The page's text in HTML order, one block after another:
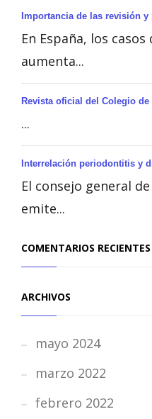
Importancia de las revisión
En España, los
aumenta...
Revista oficial del Colegio de
...
Interrelación periodontitis y
El consejo general
emite...
COMENTARIOS RECIENTES
ARCHIVOS
mayo 2024
marzo 2022
febrero 2022